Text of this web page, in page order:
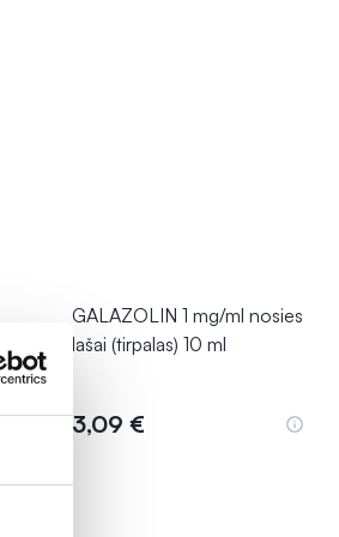
GALAZOLIN 1 mg/ml nosies
lašai (tirpalas) 10 ml
3,09 €